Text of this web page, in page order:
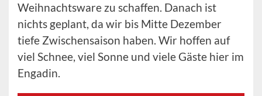
Weihnachtsware zu schaffen. Danach ist
nichts geplant, da wir bis Mitte Dezember
tiefe Zwischensaison haben. Wir hoffen auf
viel Schnee, viel Sonne und viele Gäste hier im
Engadin.